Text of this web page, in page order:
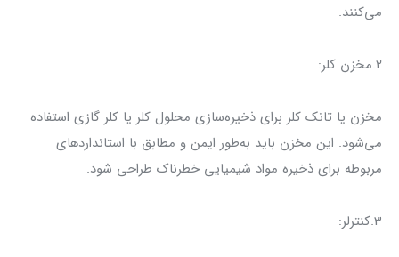
می‌کنند.
2.مخزن کلر:
مخزن یا تانک کلر برای ذخیره‌سازی محلول کلر یا کلر گازی استفاده
می‌شود. این مخزن باید به‌طور ایمن و مطابق با استانداردهای
مربوطه برای ذخیره مواد شیمیایی خطرناک طراحی شود.
3.کنترلر: